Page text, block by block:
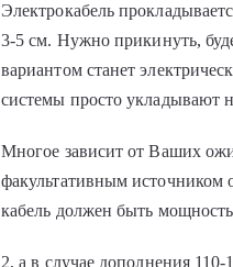
Электрокабель
3-5 см. Нужно прикинуть,
вариантом станет
системы просто укладывают
Многое зависит от Ваших
факультативным источником
кабель должен быть
2, а в случае дополнения